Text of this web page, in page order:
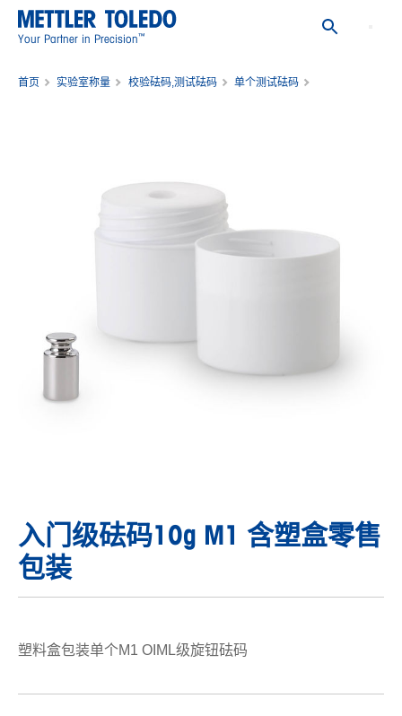
Your Partner in Precision™
首页 实验室称量 校验砝码,测试砝码
单个测试砝码
入门级砝码10g M1 含塑盒零售
包装
塑料盒包装单个M1 OIML级旋钮砝码